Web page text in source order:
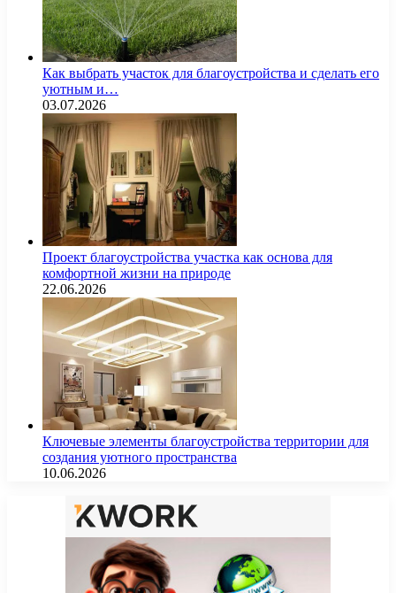
Как выбрать участок для благоустройства и сделать его
уютным и…
03.07.2026
Проект благоустройства участка как основа для
комфортной жизни на природе
22.06.2026
Ключевые элементы благоустройства территории для
создания уютного пространства
10.06.2026